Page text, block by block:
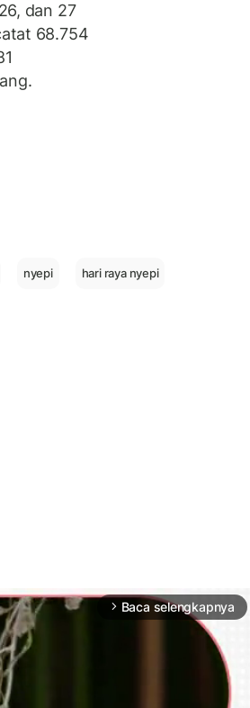
dan 27
68.754
nyepi hari raya nyepi
arrow_forward_ios Baca selengkapnya